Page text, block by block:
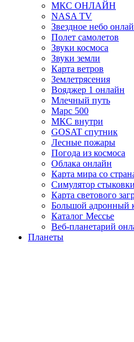
МКС ОНЛАЙН
NASA TV
Звездное небо
Полет самолетов
Звуки космоса
Звуки земли
Карта ветров
Землетрясения
Вояджер 1 онлайн
Млечный путь
Марс 500
МКС внутри
GOSAT спутник
Лесные пожары
Погода из космоса
Облака онлайн
Карта мира со
Симулятор стыковки
Карта светового
Большой адронный
Каталог Мессье
Веб-планетарий
Планеты